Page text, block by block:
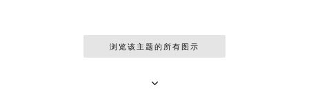
浏览该主题的所有图示